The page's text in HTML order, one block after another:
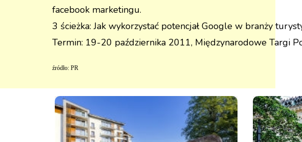
facebook marketingu.
3 ścieżka: Jak wykorzystać potencjał Google w branży
Termin: 19-20 października 2011, Międzynarodowe Targi
źródło: PR